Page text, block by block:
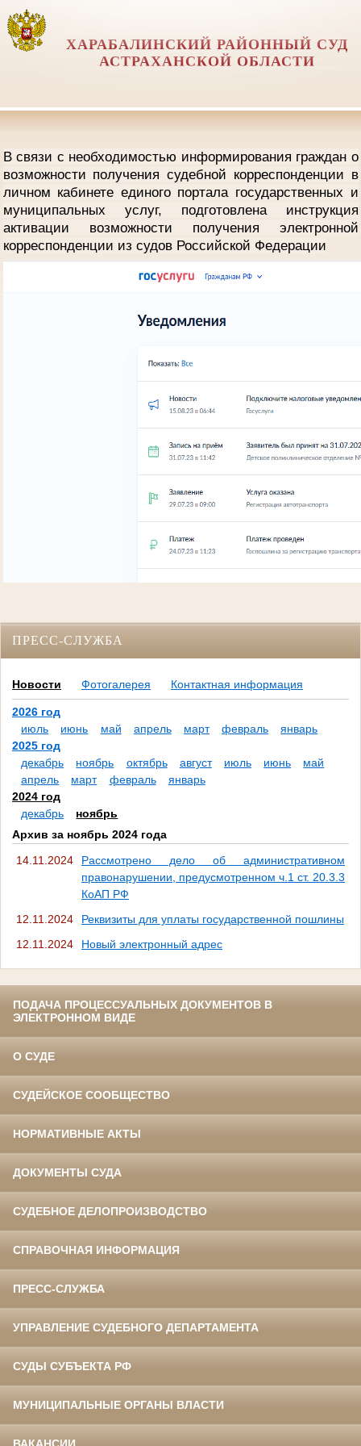
ХАРАБАЛИНСКИЙ РАЙОННЫЙ СУД
АСТРАХАНСКОЙ ОБЛАСТИ
В связи с необходимостью информирования граждан о
возможности получения судебной корреспонденции в
личном кабинете единого портала государственных и
муниципальных услуг, подготовлена инструкция
активации возможности получения электронной
корреспонденции из судов Российской Федерации
ПРЕСС-СЛУЖБА
Новости Фотогалерея Контактная информация
2026 год
июль
июнь май апрель март февраль
январь
2025 год
декабрь
ноябрь октябрь август июль июнь
май
апрель
март февраль
январь
2024 год
декабрь
ноябрь
Архив за ноябрь 2024 года
14.11.2024
Рассмотрено дело об административном
правонарушении, предусмотренном ч.1 ст. 20.3.3
КоАП РФ
12.11.2024
Реквизиты для уплаты государственной пошлины
12.11.2024
Новый электронный адрес
ПОДАЧА ПРОЦЕССУАЛЬНЫХ ДОКУМЕНТОВ В
ЭЛЕКТРОННОМ ВИДЕ
О СУДЕ
СУДЕЙСКОЕ СООБЩЕСТВО
НОРМАТИВНЫЕ АКТЫ
ДОКУМЕНТЫ СУДА
СУДЕБНОЕ ДЕЛОПРОИЗВОДСТВО
СПРАВОЧНАЯ ИНФОРМАЦИЯ
ПРЕСС-СЛУЖБА
УПРАВЛЕНИЕ СУДЕБНОГО ДЕПАРТАМЕНТА
СУДЫ СУБЪЕКТА РФ
МУНИЦИПАЛЬНЫЕ ОРГАНЫ ВЛАСТИ